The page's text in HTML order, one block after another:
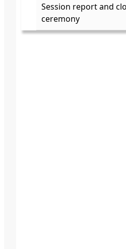
Session report and
ceremony